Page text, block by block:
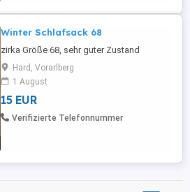
Winter Schlafsack 68
zirka Größe 68, sehr guter Zustand
Hard, Vorarlberg
1 August
15 EUR
Verifizierte Telefonnummer